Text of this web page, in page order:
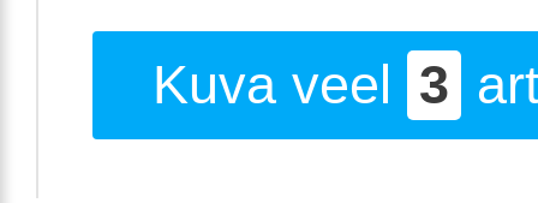
Kuva veel 3